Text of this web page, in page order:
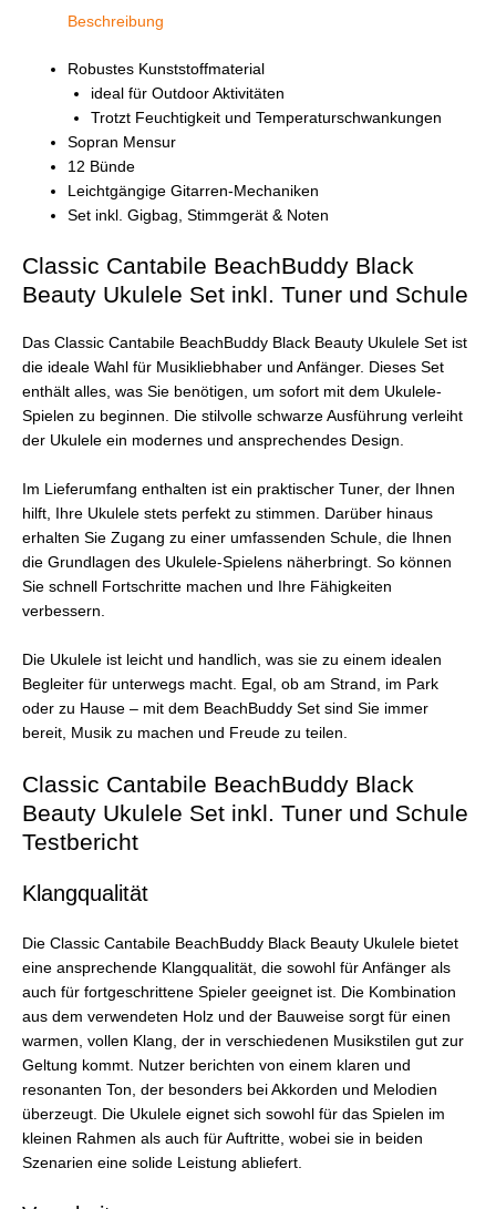
Beschreibung
Robustes Kunststoffmaterial
ideal für Outdoor Aktivitäten
Trotzt Feuchtigkeit und Temperaturschwankungen
Sopran Mensur
12 Bünde
Leichtgängige Gitarren-Mechaniken
Set inkl. Gigbag, Stimmgerät & Noten
Classic Cantabile BeachBuddy Black
Beauty Ukulele Set inkl. Tuner und Schule
Das Classic Cantabile BeachBuddy Black Beauty Ukulele Set ist
die ideale Wahl für Musikliebhaber und Anfänger. Dieses Set
enthält alles, was Sie benötigen, um sofort mit dem Ukulele-
Spielen zu beginnen. Die stilvolle schwarze Ausführung verleiht
der Ukulele ein modernes und ansprechendes Design.
Im Lieferumfang enthalten ist ein praktischer Tuner, der Ihnen
hilft, Ihre Ukulele stets perfekt zu stimmen. Darüber hinaus
erhalten Sie Zugang zu einer umfassenden Schule, die Ihnen
die Grundlagen des Ukulele-Spielens näherbringt. So können
Sie schnell Fortschritte machen und Ihre Fähigkeiten
verbessern.
Die Ukulele ist leicht und handlich, was sie zu einem idealen
Begleiter für unterwegs macht. Egal, ob am Strand, im Park
oder zu Hause – mit dem BeachBuddy Set sind Sie immer
bereit, Musik zu machen und Freude zu teilen.
Classic Cantabile BeachBuddy Black
Beauty Ukulele Set inkl. Tuner und Schule
Testbericht
Klangqualität
Die Classic Cantabile BeachBuddy Black Beauty Ukulele bietet
eine ansprechende Klangqualität, die sowohl für Anfänger als
auch für fortgeschrittene Spieler geeignet ist. Die Kombination
aus dem verwendeten Holz und der Bauweise sorgt für einen
warmen, vollen Klang, der in verschiedenen Musikstilen gut zur
Geltung kommt. Nutzer berichten von einem klaren und
resonanten Ton, der besonders bei Akkorden und Melodien
überzeugt. Die Ukulele eignet sich sowohl für das Spielen im
kleinen Rahmen als auch für Auftritte, wobei sie in beiden
Szenarien eine solide Leistung abliefert.